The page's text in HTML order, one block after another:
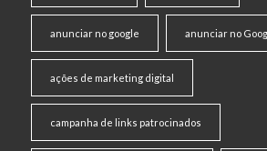
anunciar no google anunciar no
ações de marketing digital
campanha de links patrocinados